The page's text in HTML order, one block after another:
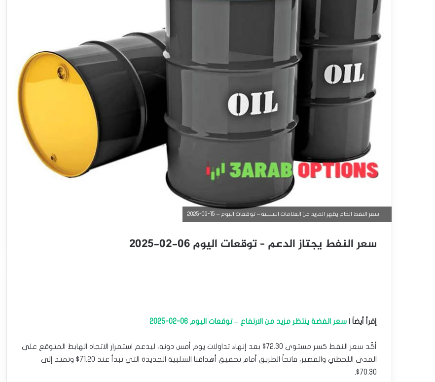
سعر النفط الخام يظهر المزيد من العلامات السلبية – توقعات اليوم – 15-09-2025
سعر النفط يجتاز الدعم – توقعات اليوم 06-02-2025
إقرأ أيضاَ | سعر الفضة ينتظر مزيد من الارتفاع – توقعات اليوم 06-02-2025
أكّد سعر النفط كسر مستوى 72.30$ بعد إنهاء تداولات يوم أمس دونه، ليدعم استمرار الاتجاه الهابط المتوقع على
المدى اللحظي والقصير، فاتحاً الطريق أمام تحقيق أهدافنا السلبية الجديدة التي تبدأ عند 71.20$ وتمتد إلى
70.30$.